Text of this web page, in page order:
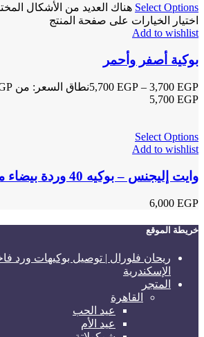
Select Options هناك العديد من الأشكال
اختيار الخيارات على صفحة المنتج
Add to wishlist
بوكية أصفر وأحمر
3,700 EGP
–
5,700 EGP
Select Options
Add to wishlist
وايت إليجنس – بوكيه 40 وردة بيضاء مستوردة
6,000 EGP
خريطة الموقع
ريحان فلورال | توصيل بوكيهات ورد
الإسكندرية
المتجر
القاهرة
عيد الحب
عيد الأم